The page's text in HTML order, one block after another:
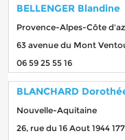
BELLENGER Blandine
Provence-Alpes-Côte
63 avenue du Mont
06 59 25 55 16
BLANCHARD
Nouvelle-Aquitaine
26, rue du 16 Aout 1944